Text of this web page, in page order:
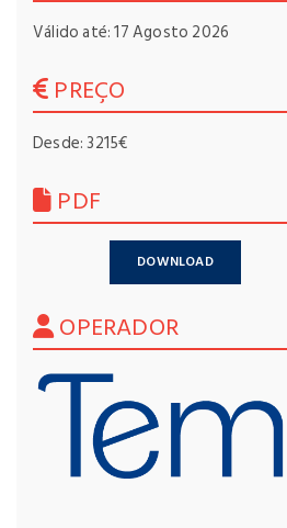
Válido até: 17 Agosto 2026
PREÇO
Desde: 3215€
PDF
DOWNLOAD
OPERADOR